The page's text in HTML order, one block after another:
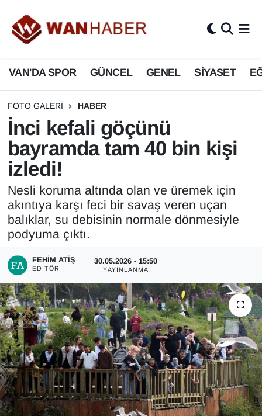
VAN'DA SPOR GÜNCEL GENEL SİYASET
FOTO GALERI HABER
İnci kefali göçünü
bayramda tam 40 bin kişi
izledi!
Nesli koruma altında olan ve üremek için
akıntıya karşı feci bir savaş veren uçan
balıklar, su debisinin normale dönmesiyle
podyuma çıktı.
FEHIM ATIŞ
EDITÖR
30.05.2026 - 15:50
YAYINLANMA
3.SAYFA
ASAYİŞ
BİLİM VE TEKNOLOJİ
Biyografi
Bölge Haberleri
ÇEVRE
Deprem
Dernekler, Odalar
Diğer
DÜNYA
EĞİTİM
EKONOMİ
Eleman
Van Nöbetçi Eczaneler
Van Hava Durumu
Van Namaz Vakitleri
Van Trafik Yoğunluk Haritası
Süper Lig Puan Durumu ve Fikstür
Tüm Manşetler
Son Dakika Haberleri
Haber Arşivi